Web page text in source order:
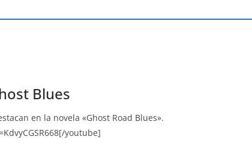
Blues
en la novela «Ghost Road Blues».
youtube]